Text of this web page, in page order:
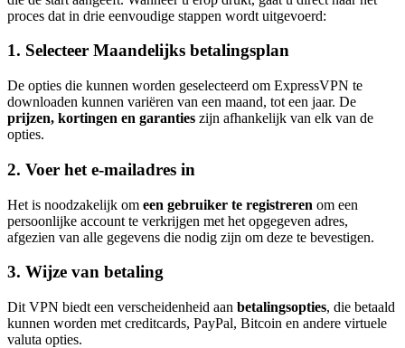
proces dat in drie eenvoudige stappen wordt uitgevoerd:
1. Selecteer Maandelijks betalingsplan
De opties die kunnen worden geselecteerd om ExpressVPN te
downloaden kunnen variëren van een maand, tot een jaar. De
prijzen, kortingen en garanties zijn afhankelijk van elk van de
opties.
2. Voer het e-mailadres in
Het is noodzakelijk om een gebruiker te registreren om een
persoonlijke account te verkrijgen met het opgegeven adres,
afgezien van alle gegevens die nodig zijn om deze te bevestigen.
3. Wijze van betaling
Dit VPN biedt een verscheidenheid aan betalingsopties, die betaald
kunnen worden met creditcards, PayPal, Bitcoin en andere virtuele
valuta opties.